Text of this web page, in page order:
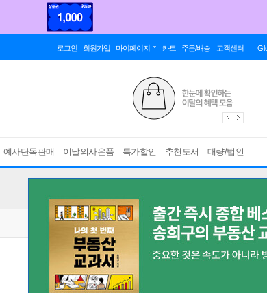
로그인 회원가입 마이페이지 카트 주문/배송 고객센터
예사단독판매 이달의사은품 특가할인 추천도서 대량/법인